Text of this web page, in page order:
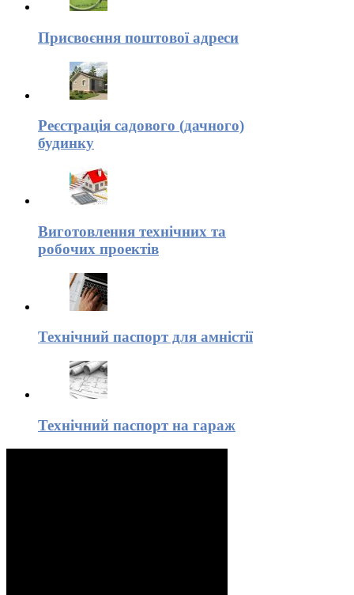
Присвоєння поштової адреси
Реєстрація садового (дачного)
будинку
Виготовлення технічних та
робочих проектів
Технічний паспорт для амністії
Технічний паспорт на гараж